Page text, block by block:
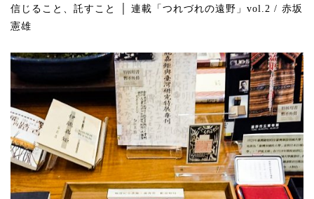
信じること、託すこと │ 連載「つれづれの遠野」vol.2 / 赤坂
憲雄